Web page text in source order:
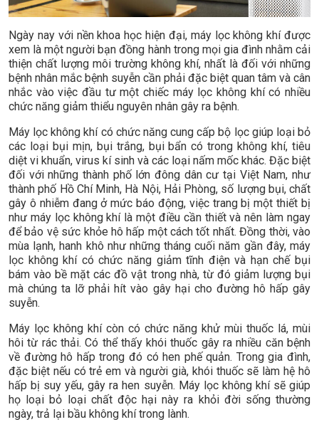
Ngày nay với nền khoa học hiện đại, máy lọc không khí được
xem là một người bạn đồng hành trong mọi gia đình nhằm cải
thiện chất lượng môi trường không khí, nhất là đối với những
bệnh nhân mắc bệnh suyễn cần phải đặc biệt quan tâm và cân
nhắc vào việc đầu tư một chiếc máy lọc không khí có nhiều
chức năng giảm thiểu nguyên nhân gây ra bệnh.
Máy lọc không khí có chức năng cung cấp bộ lọc giúp loại bỏ
các loại bụi mịn, bụi trắng, bụi bẩn có trong không khí, tiêu
diệt vi khuẩn, virus kí sinh và các loại nấm mốc khác. Đặc biệt
đối với những thành phố lớn đông dân cư tại Việt Nam, như
thành phố Hồ Chí Minh, Hà Nội, Hải Phòng, số lượng bụi, chất
gây ô nhiễm đang ở mức báo động, việc trang bị một thiết bị
như máy lọc không khí là một điều cần thiết và nên làm ngay
để bảo vệ sức khỏe hô hấp một cách tốt nhất. Đồng thời, vào
mùa lạnh, hanh khô như những tháng cuối năm gần đây, máy
lọc không khí có chức năng giảm tĩnh điện và hạn chế bụi
bám vào bề mặt các đồ vật trong nhà, từ đó giảm lượng bụi
mà chúng ta lỡ phải hít vào gây hại cho đường hô hấp gây
suyễn.
Máy lọc không khí còn có chức năng khử mùi thuốc lá, mùi
hôi từ rác thải. Có thể thấy khói thuốc gây ra nhiều căn bệnh
về đường hô hấp trong đó có hen phế quản. Trong gia đình,
đặc biệt nếu có trẻ em và người già, khói thuốc sẽ làm hệ hô
hấp bị suy yếu, gây ra hen suyễn. Máy lọc không khí sẽ giúp
họ loại bỏ loại chất độc hại này ra khỏi đời sống thường
ngày, trả lại bầu không khí trong lành.